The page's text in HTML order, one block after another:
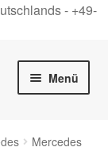
- +49-
Menü
Mercedes